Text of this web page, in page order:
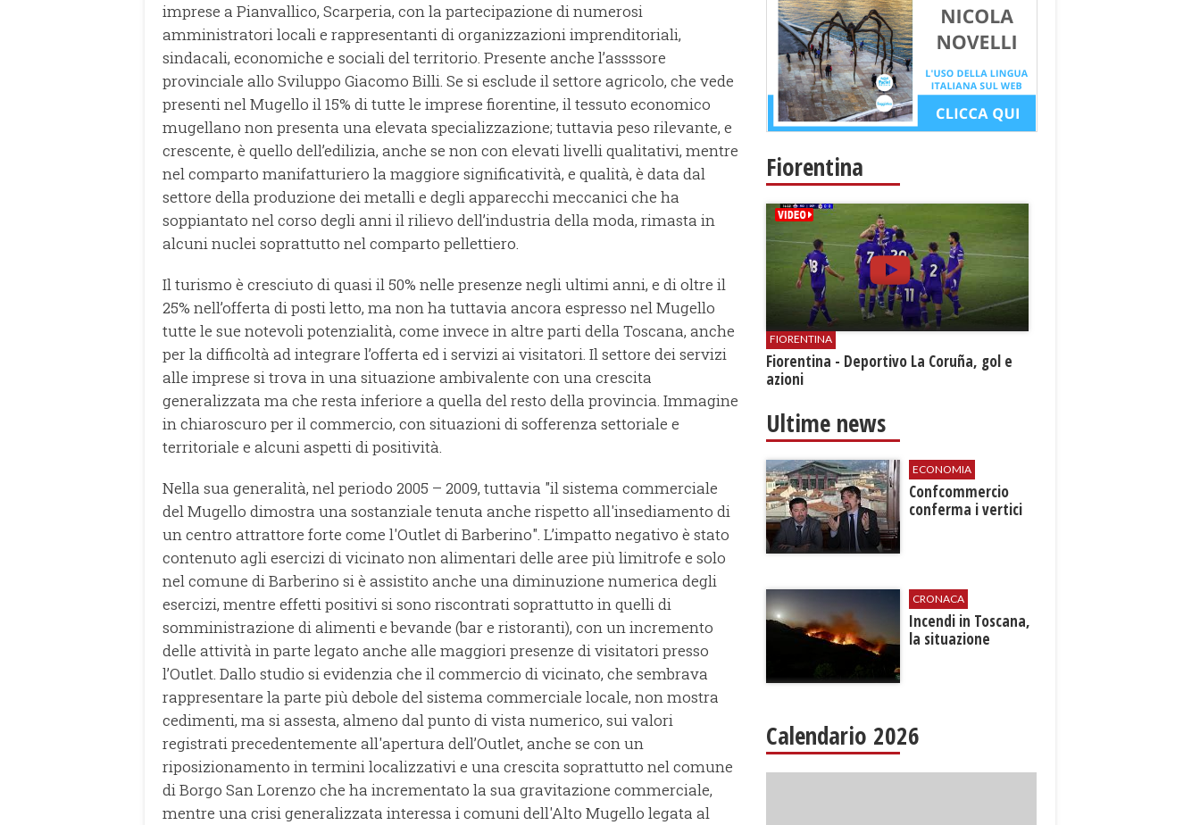
imprese a Pianvallico, Scarperia, con la partecipazione di numerosi
amministratori locali e rappresentanti di organizzazioni imprenditoriali,
sindacali, economiche e sociali del territorio. Presente anche l’assssore
provinciale allo Sviluppo Giacomo Billi. Se si esclude il settore agricolo, che vede
presenti nel Mugello il 15% di tutte le imprese fiorentine, il tessuto economico
mugellano non presenta una elevata specializzazione; tuttavia peso rilevante, e
crescente, è quello dell’edilizia, anche se non con elevati livelli qualitativi, mentre
nel comparto manifatturiero la maggiore significatività, e qualità, è data dal
settore della produzione dei metalli e degli apparecchi meccanici che ha
soppiantato nel corso degli anni il rilievo dell’industria della moda, rimasta in
alcuni nuclei soprattutto nel comparto pellettiero.
Il turismo è cresciuto di quasi il 50% nelle presenze negli ultimi anni, e di oltre il
25% nell’offerta di posti letto, ma non ha tuttavia ancora espresso nel Mugello
tutte le sue notevoli potenzialità, come invece in altre parti della Toscana, anche
per la difficoltà ad integrare l’offerta ed i servizi ai visitatori. Il settore dei servizi
alle imprese si trova in una situazione ambivalente con una crescita
generalizzata ma che resta inferiore a quella del resto della provincia. Immagine
in chiaroscuro per il commercio, con situazioni di sofferenza settoriale e
territoriale e alcuni aspetti di positività.
Nella sua generalità, nel periodo 2005 – 2009, tuttavia "il sistema commerciale
del Mugello dimostra una sostanziale tenuta anche rispetto all'insediamento di
un centro attrattore forte come l'Outlet di Barberino". L’impatto negativo è stato
contenuto agli esercizi di vicinato non alimentari delle aree più limitrofe e solo
nel comune di Barberino si è assistito anche una diminuzione numerica degli
esercizi, mentre effetti positivi si sono riscontrati soprattutto in quelli di
somministrazione di alimenti e bevande (bar e ristoranti), con un incremento
delle attività in parte legato anche alle maggiori presenze di visitatori presso
l’Outlet. Dallo studio si evidenzia che il commercio di vicinato, che sembrava
rappresentare la parte più debole del sistema commerciale locale, non mostra
cedimenti, ma si assesta, almeno dal punto di vista numerico, sui valori
registrati precedentemente all'apertura dell’Outlet, anche se con un
riposizionamento in termini localizzativi e una crescita soprattutto nel comune
di Borgo San Lorenzo che ha incrementato la sua gravitazione commerciale,
mentre una crisi generalizzata interessa i comuni dell'Alto Mugello legata al
Fiorentina
FIORENTINA
Fiorentina - Deportivo La Coruña, gol e
azioni
Ultime news
ECONOMIA
Confcommercio
conferma i vertici
CRONACA
Incendi in Toscana,
la situazione
Calendario 2026